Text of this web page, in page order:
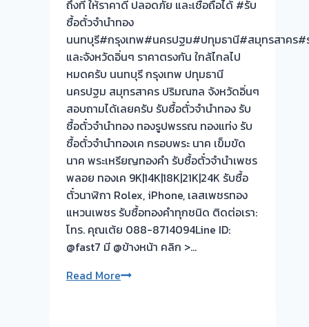
พระ
เงิน
ครับ⭐
ต้อง
รอ
จบไว
📌
ผล
งาน
วัน
นี้➡️รับ
ซื้อ
ตั๋ว
จำนำ
ทอง
บางซื่อ
กรุงเทพ
🪘
ถึงที่ ให้ราคาดี ปลอดภัย และเชื่อถือได้ #รับ
ซื้อตั๋วจำนำทอง
นนทบุรี#กรุงเทพ#นครปฐม#ปทุมธานี#สมุทรสาคร#
และจังหวัดอิ่นๆ ราคาตรงกัน ใกล้ไกลไป
หมดครับ นนทบุรี กรุงเทพ ปทุมธานี
นครปฐม สมุทรสาคร ปริมณฑล จังหวัดอิ่นๆ
สอบถามได้เลยครับ รับซื้อตั๋วจำนำทอง รับ
ซื้อตั๋วจำนำทอง ทองรูปพรรณ ทองแท่ง รับ
ซื้อตั๋วจำนำทองเค กรอบพระ นาค เข็มขัด
นาค พระเหรียญทองคำ รับซื้อตั๋วจำนำเพชร
พลอย ทองเค 9K|14K|18K|21K|24K รับซื้อ
ตั๋วนาฬิกา Rolex, iPhone, เลสเพชรทอง
แหวนเพชร รับซื้อทองคำทุกชนิด ติดต่อเรา:
โทร. คุณเต้ย 088-8714094Line ID:
@fast7 มี @ข้างหน้า คลิก >…
Read Moreรับ